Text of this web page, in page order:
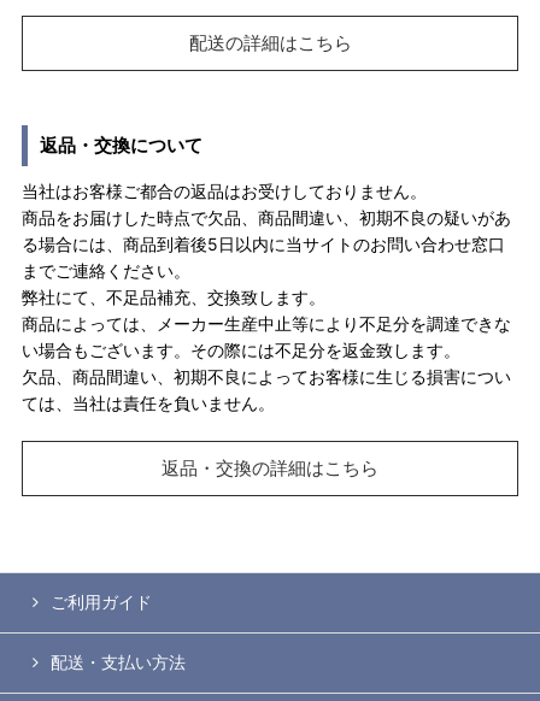
配送の詳細はこちら
返品・交換について
当社はお客様ご都合の返品はお受けしておりません。
商品をお届けした時点で欠品、商品間違い、初期不良の疑いがあ
る場合には、商品到着後5日以内に当サイトのお問い合わせ窓口
までご連絡ください。
弊社にて、不足品補充、交換致します。
商品によっては、メーカー生産中止等により不足分を調達できな
い場合もございます。その際には不足分を返金致します。
欠品、商品間違い、初期不良によってお客様に生じる損害につい
ては、当社は責任を負いません。
返品・交換の詳細はこちら
ご利用ガイド
配送・支払い方法